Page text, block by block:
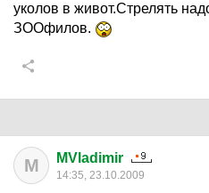
уколов в живот.Стрелять
ЗООфилов.
M MVladimir
14:35, 23.10.2009